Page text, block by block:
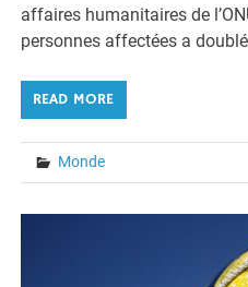
affaires humanitaires de
personnes affectées a
READ MORE
Monde